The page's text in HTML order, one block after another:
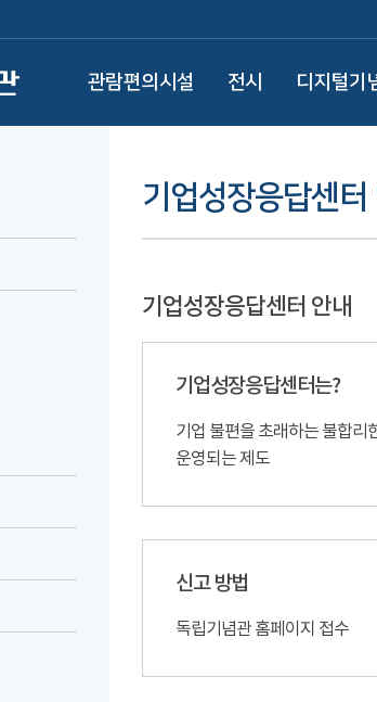
관람편의시설 전시 디지털기
기업성장응답센터
기업성장응답센터 안내
기업성장응답센터는?
기업 불편을 초래하는 불합리
운영되는 제도
신고 방법
독립기념관 홈페이지 접수